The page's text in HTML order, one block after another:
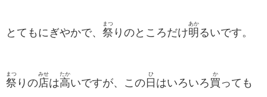
とてもにぎやかで、 祭
まつ
りのところだけ明
あか
るいです。
祭
まつ
りの店
みせ
は高
たか
いですが、この日
ひ
はいろいろ買
か
っても